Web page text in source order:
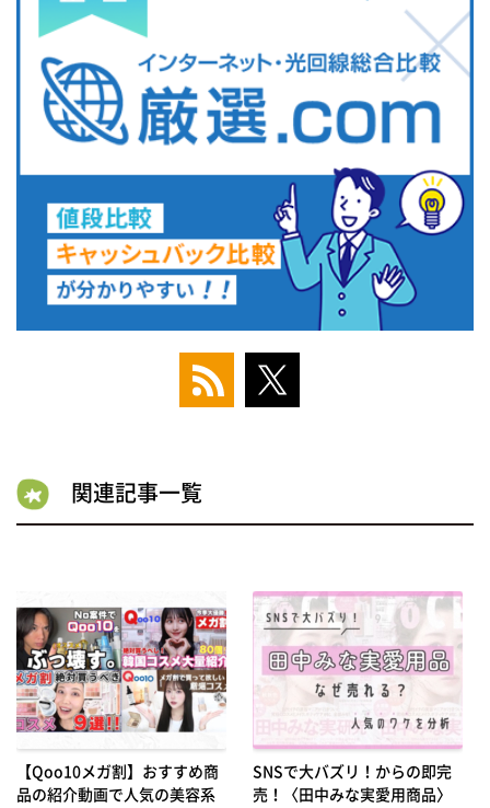
関連記事一覧
【Qoo10メガ割】おすすめ商
品の紹介動画で人気の美容系
SNSで大バズリ！からの即完
売！〈田中みな実愛用商品〉